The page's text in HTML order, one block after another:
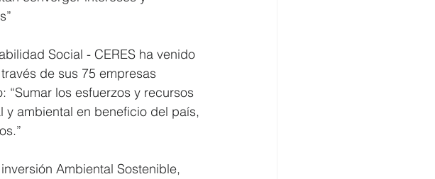
Social - CERES ha venido
de sus 75 empresas
“Sumar los esfuerzos y recursos
ambiental en beneficio del país,
Ambiental Sostenible,